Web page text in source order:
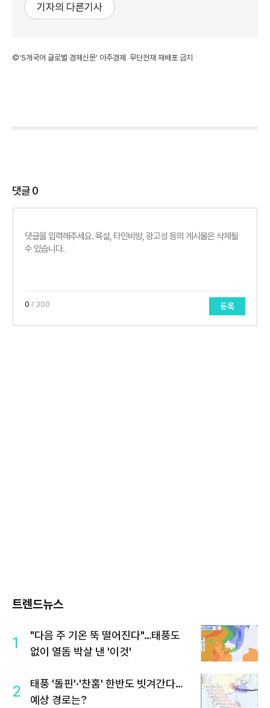
기자의 다른기사
©'5개국어 글로벌 경제신문' 아주경제. 무단전재·재배포 금지
댓글0
0 / 300 등록
트렌드뉴스
1
"다음 주 기온 뚝 떨어진다"…태풍도
없이 열돔 박살 낸 '이것'
2
태풍 '돌핀'·'찬홈' 한반도 빗겨간다…
예상 경로는?